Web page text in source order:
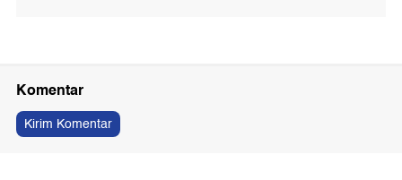
Komentar
Kirim Komentar